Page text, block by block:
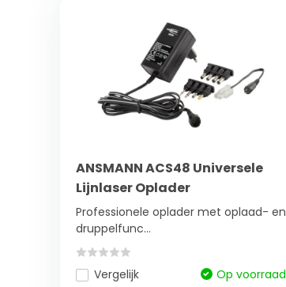
ANSMANN ACS48 Universele
Lijnlaser Oplader
Professionele oplader met oplaad- en
druppelfunc...
Vergelijk
Op voorraad